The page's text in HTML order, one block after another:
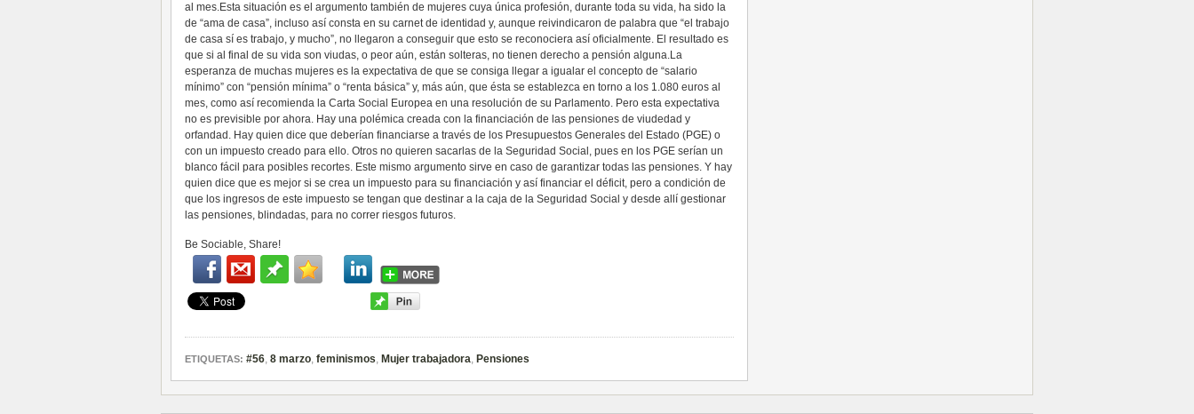
al mes.Esta situación es el argumento también de mujeres cuya única profesión, durante toda su vida, ha sido la
de “ama de casa”, incluso así consta en su carnet de identidad y, aunque reivindicaron de palabra que “el trabajo
de casa sí es trabajo, y mucho”, no llegaron a conseguir que esto se reconociera así oficialmente. El resultado es
que si al final de su vida son viudas, o peor aún, están solteras, no tienen derecho a pensión alguna.La
esperanza de muchas mujeres es la expectativa de que se consiga llegar a igualar el concepto de “salario
mínimo” con “pensión mínima” o “renta básica” y, más aún, que ésta se establezca en torno a los 1.080 euros al
mes, como así recomienda la Carta Social Europea en una resolución de su Parlamento. Pero esta expectativa
no es previsible por ahora. Hay una polémica creada con la financiación de las pensiones de viudedad y
orfandad. Hay quien dice que deberían financiarse a través de los Presupuestos Generales del Estado (PGE) o
con un impuesto creado para ello. Otros no quieren sacarlas de la Seguridad Social, pues en los PGE serían un
blanco fácil para posibles recortes. Este mismo argumento sirve en caso de garantizar todas las pensiones. Y hay
quien dice que es mejor si se crea un impuesto para su financiación y así financiar el déficit, pero a condición de
que los ingresos de este impuesto se tengan que destinar a la caja de la Seguridad Social y desde allí gestionar
las pensiones, blindadas, para no correr riesgos futuros.
Be Sociable, Share!
ETIQUETAS: #56, 8 marzo, feminismos, Mujer trabajadora, Pensiones